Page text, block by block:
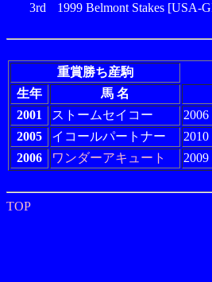
3rd
1999 Belmont Stakes [USA-
重賞勝ち産駒
生年
馬 名
2001
ストームセイコー
2005
イコールパートナー
2006
ワンダーアキュート
TOP